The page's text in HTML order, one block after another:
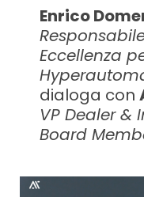
Enrico
Eccellenza
dialoga con
VP Dealer &
Board